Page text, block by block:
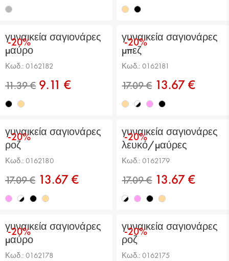
21.65 € 12.53 €
11.39 € 11.39 €
-20%
γυναικεία σαγιονάρες
μαύρο
Κωδ.: 0162182
9.11 €
-20%
γυναικεία σαγιονάρες
μπεζ
Κωδ.: 0162181
13.67 €
-20%
γυναικεία σαγιονάρες
ροζ
Κωδ.: 0162180
13.67 €
-20%
γυναικεία σαγιονάρες
λευκό/μαύρες
Κωδ.: 0162179
13.67 €
-20%
γυναικεία σαγιονάρες
μαύρο
Κωδ.: 0162178
-20%
γυναικεία σαγιονάρες
ροζ
Κωδ.: 0162175